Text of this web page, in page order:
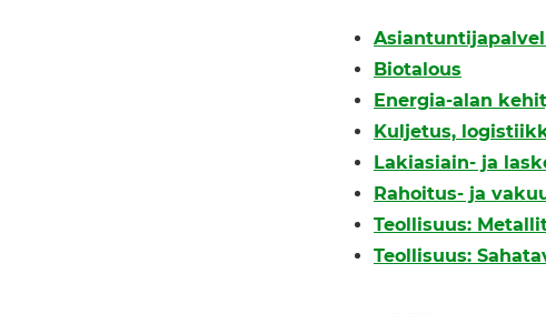
Biotalous
Energia-alan
Kuljetus,
Lakiasiain- ja
Rahoitus- ja
Teollisuus:
Teollisuus: